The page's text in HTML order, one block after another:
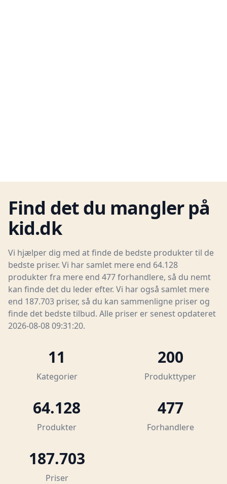
Find det du mangler på
kid.dk
Vi hjælper dig med at finde de bedste produkter til de
bedste priser. Vi har samlet mere end 64.128
produkter fra mere end 477 forhandlere, så du nemt
kan finde det du leder efter. Vi har også samlet mere
end 187.703 priser, så du kan sammenligne priser og
finde det bedste tilbud. Alle priser er senest opdateret
2026-08-08 09:31:20.
11
Kategorier
200
Produkttyper
64.128
Produkter
477
Forhandlere
187.703
Priser